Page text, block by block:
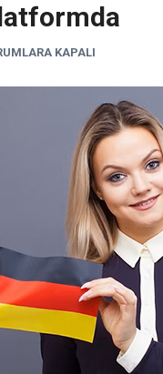
KAPALI